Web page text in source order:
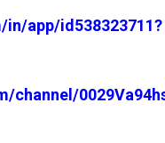
app/id538323711?
channel/